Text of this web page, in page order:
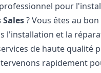
pour
Sales? Vous êtes au
l'installation et la
de haute qualité
rapidement